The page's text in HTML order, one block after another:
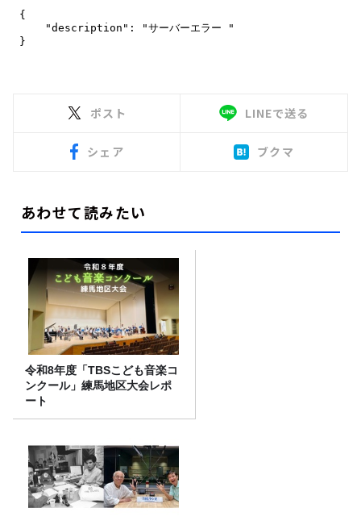
ポスト LINEで送る
シェア ブクマ
あわせて読みたい
令和8年度「TBSこども音楽コ
ンクール」練馬地区大会レポ
ート